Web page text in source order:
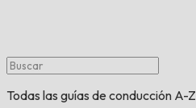
Todas las guías de conducción A-Z